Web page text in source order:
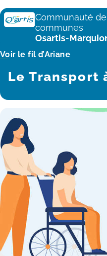
Panneau de gestion des
Communauté de
communes
Osartis-
Voir le fil d’Ariane
Le Transport